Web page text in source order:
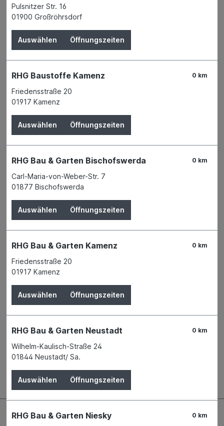
cm, 2Türen, Push-to-open
FACKELMANN GMBH & CO. KG
Der Preis wird erst nach Wahl einer Filiale
angezeigt.
Zum Merkzettel hinzufügen
Verfügbar in 2 Filialen
Name
FACKELMANN GmbH & Co. KG
Telefon
+49 9151 811 - 0
Pulsnitzer Str. 16
01900 Großröhrsdorf
Auswählen Öffnungszeiten
0 km
RHG Baustoffe Kamenz
Friedensstraße 20
01917 Kamenz
Auswählen Öffnungszeiten
0 km
RHG Bau & Garten Bischofswerda
Carl-Maria-von-Weber-Str. 7
01877 Bischofswerda
Auswählen Öffnungszeiten
0 km
RHG Bau & Garten Kamenz
Friedensstraße 20
01917 Kamenz
Auswählen Öffnungszeiten
0 km
RHG Bau & Garten Neustadt
Wilhelm-Kaulisch-Straße 24
01844 Neustadt/ Sa.
Auswählen Öffnungszeiten
0 km
RHG Bau & Garten Niesky